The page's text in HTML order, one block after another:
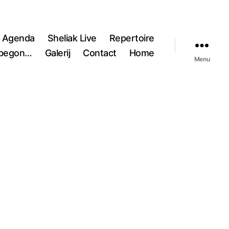
Agenda Sheliak Live
Repertoire
Galerij Contact Home
Menu